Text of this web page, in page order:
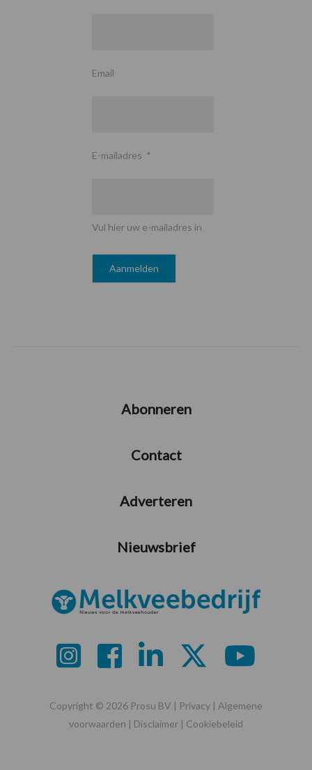
Email
E-mailadres *
Vul hier uw e-mailadres in
Abonneren
Contact
Adverteren
Nieuwsbrief
Copyright © 2026 Prosu BV | Privacy | Algemene
voorwaarden | Disclaimer | Cookiebeleid